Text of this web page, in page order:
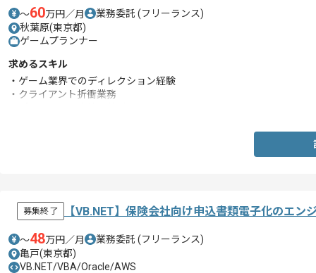
〜60万円／月 業務委託 (フリーランス)
秋葉原(東京都)
ゲームプランナー
求めるスキル
・ゲーム業界でのディレクション経験
・クライアント折衝業務
募集終了 【VB.NET】保険会社向け申込書類電子化のエン
〜48万円／月 業務委託 (フリーランス)
亀戸(東京都)
VB.NET/VBA/Oracle/AWS